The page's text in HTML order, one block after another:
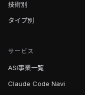
技術別
タイプ別
サービス
ASI事業一覧
Claude Code Navi